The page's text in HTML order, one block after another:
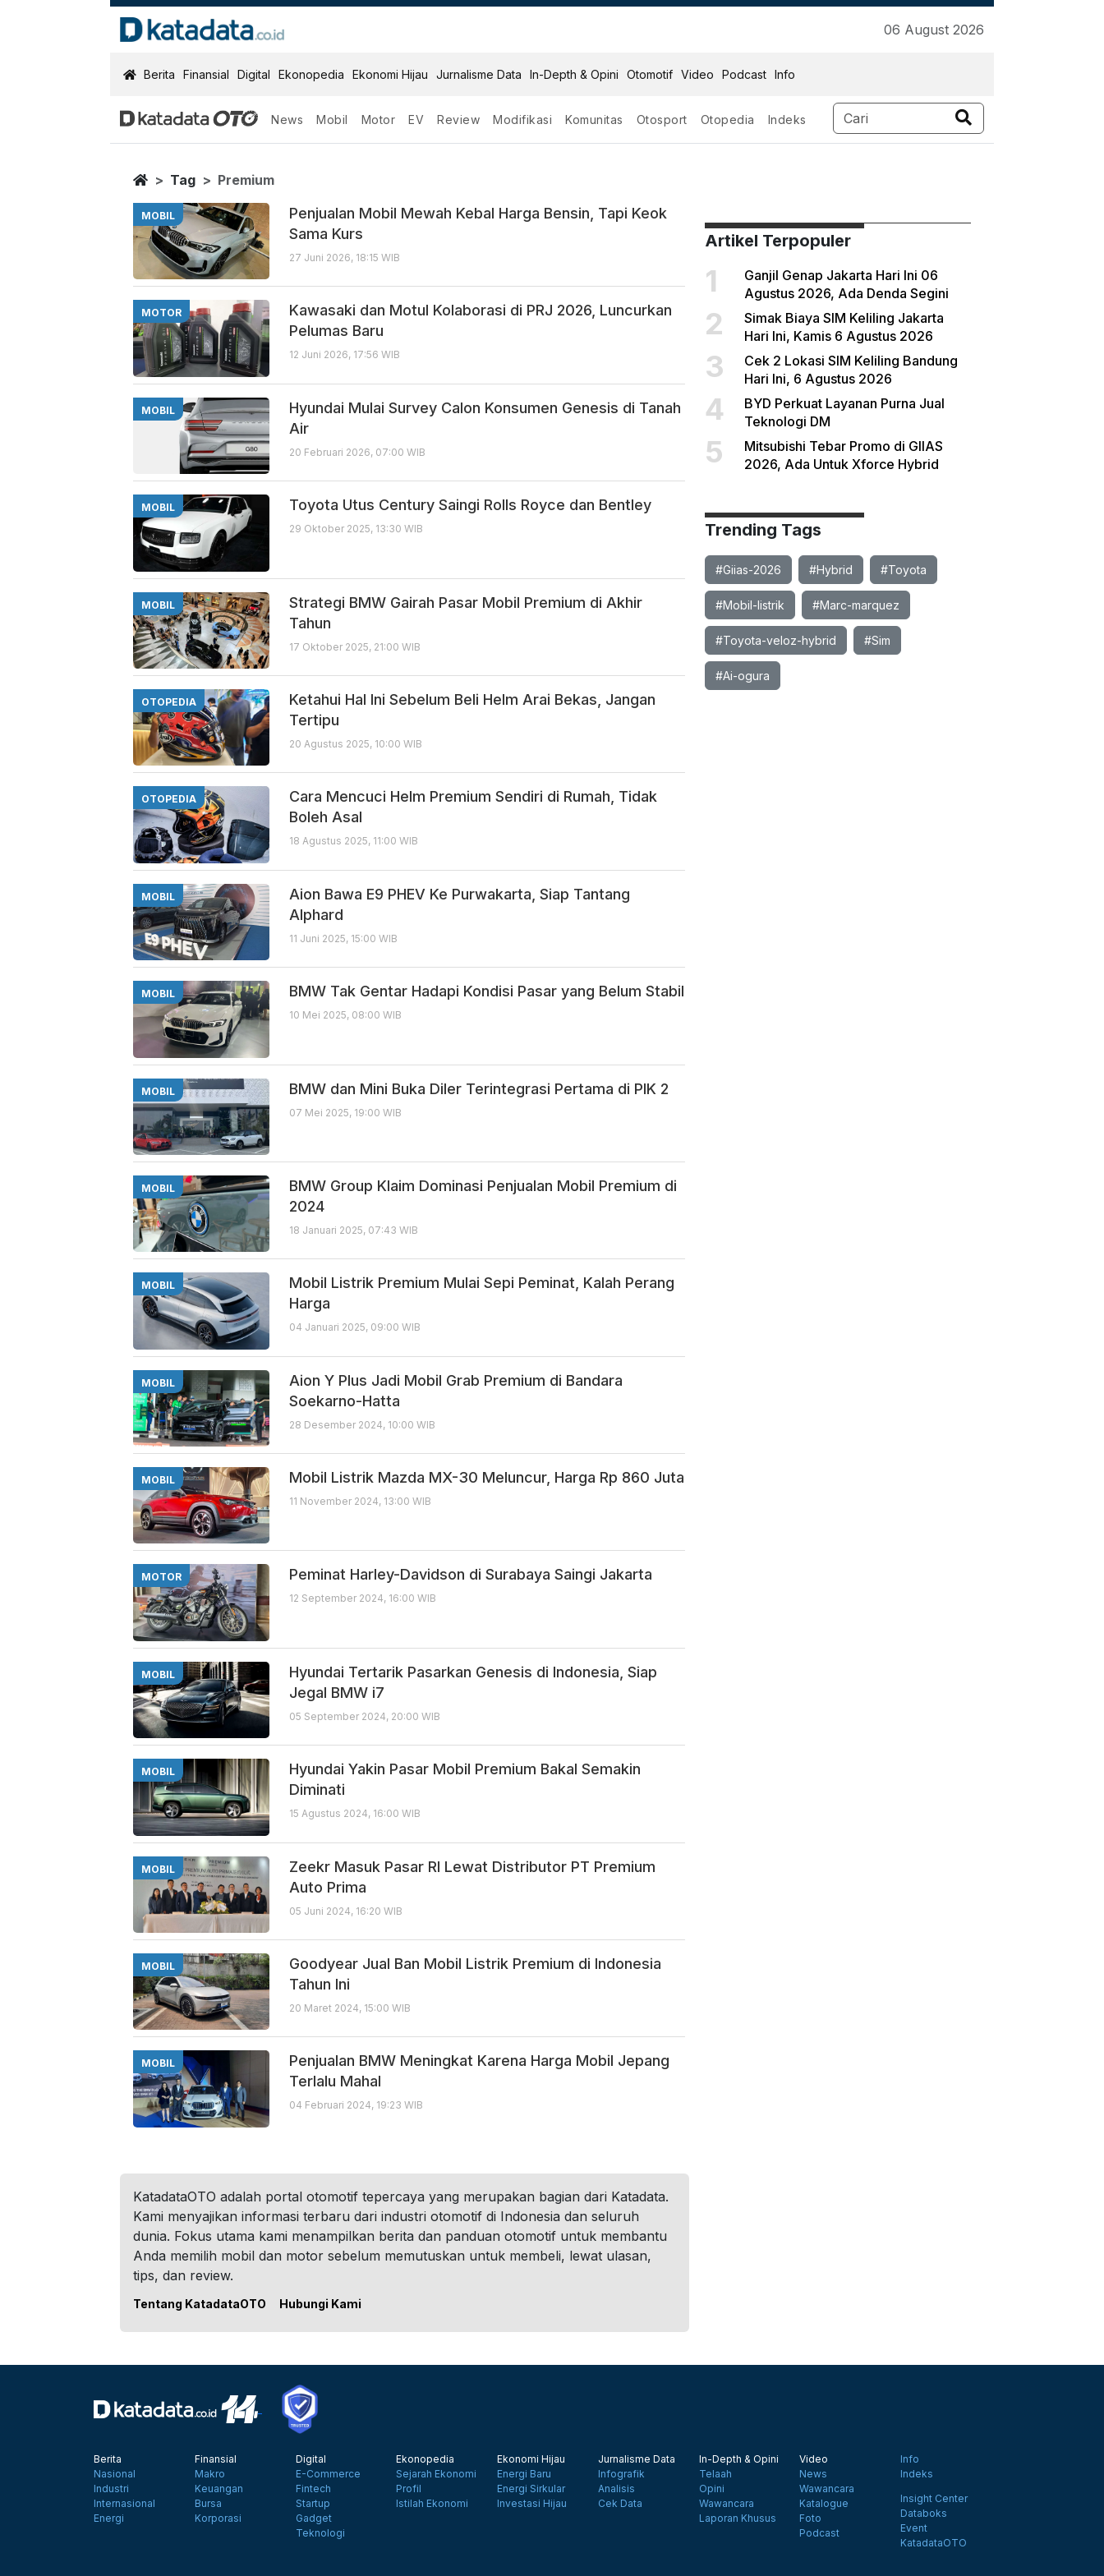
06 August 2026
KatadataOTO
Berita Finansial Digital Ekonopedia Ekonomi Hijau Jurnalisme Data In-Depth & Opini Otomotif Video Podcast Info
News Mobil Motor EV Review Modifikasi Komunitas Otosport Otopedia Indeks
Premium
Berita Terbaru
Home
Tag Premium
MOBIL
Penjualan Mobil Mewah Kebal Harga Bensin, Tapi Keok
Sama Kurs
27 Juni 2026, 18:15 WIB
MOTOR
Kawasaki dan Motul Kolaborasi di PRJ 2026, Luncurkan
Pelumas Baru
12 Juni 2026, 17:56 WIB
MOBIL
Hyundai Mulai Survey Calon Konsumen Genesis di Tanah
Air
20 Februari 2026, 07:00 WIB
MOBIL Toyota Utus Century Saingi Rolls Royce dan Bentley
29 Oktober 2025, 13:30 WIB
MOBIL
Strategi BMW Gairah Pasar Mobil Premium di Akhir
Tahun
17 Oktober 2025, 21:00 WIB
OTOPEDIA
Ketahui Hal Ini Sebelum Beli Helm Arai Bekas, Jangan
Tertipu
20 Agustus 2025, 10:00 WIB
OTOPEDIA
Cara Mencuci Helm Premium Sendiri di Rumah, Tidak
Boleh Asal
18 Agustus 2025, 11:00 WIB
MOBIL
Aion Bawa E9 PHEV Ke Purwakarta, Siap Tantang
Alphard
11 Juni 2025, 15:00 WIB
MOBIL BMW Tak Gentar Hadapi Kondisi Pasar yang Belum Stabil
10 Mei 2025, 08:00 WIB
MOBIL BMW dan Mini Buka Diler Terintegrasi Pertama di PIK 2
07 Mei 2025, 19:00 WIB
MOBIL
BMW Group Klaim Dominasi Penjualan Mobil Premium di
2024
18 Januari 2025, 07:43 WIB
MOBIL
Mobil Listrik Premium Mulai Sepi Peminat, Kalah Perang
Harga
04 Januari 2025, 09:00 WIB
MOBIL
Aion Y Plus Jadi Mobil Grab Premium di Bandara
Soekarno-Hatta
28 Desember 2024, 10:00 WIB
MOBIL Mobil Listrik Mazda MX-30 Meluncur, Harga Rp 860 Juta
11 November 2024, 13:00 WIB
MOTOR Peminat Harley-Davidson di Surabaya Saingi Jakarta
12 September 2024, 16:00 WIB
MOBIL
Hyundai Tertarik Pasarkan Genesis di Indonesia, Siap
Jegal BMW i7
05 September 2024, 20:00 WIB
MOBIL
Hyundai Yakin Pasar Mobil Premium Bakal Semakin
Diminati
15 Agustus 2024, 16:00 WIB
MOBIL
Zeekr Masuk Pasar RI Lewat Distributor PT Premium
Auto Prima
05 Juni 2024, 16:20 WIB
MOBIL
Goodyear Jual Ban Mobil Listrik Premium di Indonesia
Tahun Ini
20 Maret 2024, 15:00 WIB
MOBIL
Penjualan BMW Meningkat Karena Harga Mobil Jepang
Terlalu Mahal
04 Februari 2024, 19:23 WIB
Artikel Terpopuler
1
Ganjil Genap Jakarta Hari Ini 06
Agustus 2026, Ada Denda Segini
2
Simak Biaya SIM Keliling Jakarta
Hari Ini, Kamis 6 Agustus 2026
3
Cek 2 Lokasi SIM Keliling Bandung
Hari Ini, 6 Agustus 2026
4
BYD Perkuat Layanan Purna Jual
Teknologi DM
5
Mitsubishi Tebar Promo di GIIAS
2026, Ada Untuk Xforce Hybrid
Trending Tags
#Giias-2026 #Hybrid #Toyota
#Mobil-listrik #Marc-marquez
#Toyota-veloz-hybrid #Sim
#Ai-ogura
KatadataOTO adalah portal otomotif tepercaya yang merupakan bagian dari Katadata.
Kami menyajikan informasi terbaru dari industri otomotif di Indonesia dan seluruh
dunia. Fokus utama kami menampilkan berita dan panduan otomotif untuk membantu
Anda memilih mobil dan motor sebelum memutuskan untuk membeli, lewat ulasan,
tips, dan review.
Tentang KatadataOTO Hubungi Kami
Berita
Nasional
Industri
Internasional
Energi
Finansial
Makro
Keuangan
Bursa
Korporasi
Digital
E-Commerce
Fintech
Startup
Gadget
Teknologi
Ekonopedia
Sejarah Ekonomi
Profil
Istilah Ekonomi
Ekonomi Hijau
Energi Baru
Energi Sirkular
Investasi Hijau
Jurnalisme Data
Infografik
Analisis
Cek Data
In-Depth & Opini
Telaah
Opini
Wawancara
Laporan Khusus
Video
News
Wawancara
Katalogue
Foto
Podcast
Info
Indeks
Insight Center
Databoks
Event
KatadataOTO